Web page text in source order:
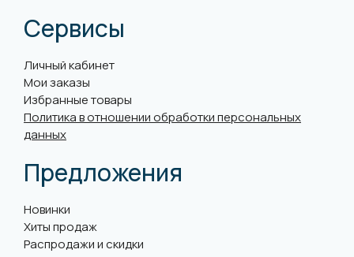
Сервисы
Личный кабинет
Мои заказы
Избранные товары
Политика в отношении обработки персональных
данных
Предложения
Новинки
Хиты продаж
Распродажи и скидки